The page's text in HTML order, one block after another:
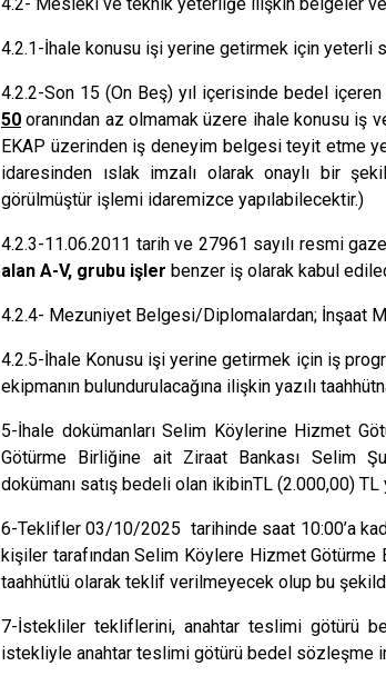
4.2.1-İhale konusu işi yerine getirmek için yeterli
4.2.2-Son 15 (On Beş) yıl içerisinde bedel
50 oranından az olmamak üzere ihale konusu
EKAP üzerinden iş deneyim belgesi teyit etme
idaresinden ıslak imzalı olarak onaylı bir
görülmüştür işlemi idaremizce yapılabilecektir.)
4.2.3-11.06.2011 tarih ve 27961 sayılı resmi
alan A-V, grubu işler benzer iş olarak kabul
4.2.4- Mezuniyet Belgesi/Diplomalardan; İnşaat
4.2.5-İhale Konusu işi yerine getirmek için iş
ekipmanın bulundurulacağına ilişkin yazılı
5-İhale dokümanları Selim Köylerine Hizmet
Götürme Birliğine ait Ziraat Bankası Selim
dokümanı satış bedeli olan ikibinTL (2.000,00) TL
6-Teklifler 03/10/2025 tarihinde saat 10:00’a
kişiler tarafından Selim Köylere Hizmet
taahhütlü olarak teklif verilmeyecek olup bu
7-İstekliler tekliflerini, anahtar teslimi götürü
istekliyle anahtar teslimi götürü bedel sözleşme